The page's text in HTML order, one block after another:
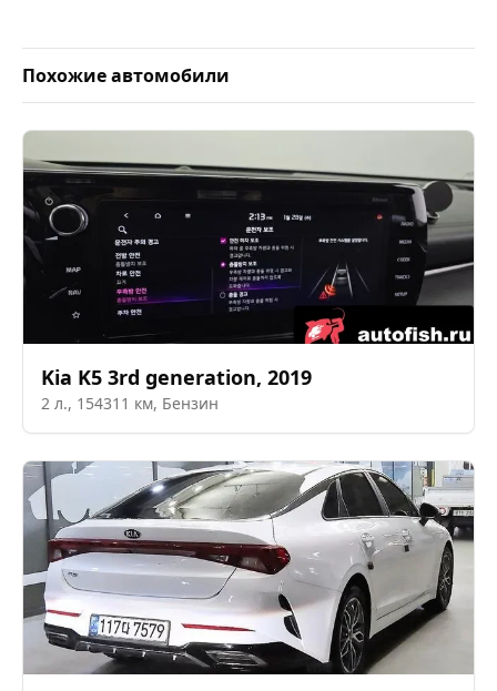
Похожие автомобили
Kia K5 3rd generation, 2019
2 л., 154311 км, Бензин